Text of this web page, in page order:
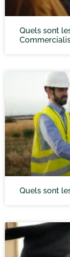
Quels sont
Quels sont